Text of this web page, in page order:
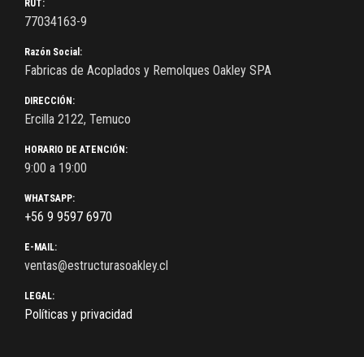
RUT:
77034163-9
Razón Social:
Fabricas de Acoplados y Remolques Oakley SPA
DIRECCIÓN:
Ercilla 2122, Temuco
HORARIO DE ATENCIÓN:
9:00 a 19:00
WHATSAPP:
+56 9 9597 6970
E-MAIL:
ventas@estructurasoakley.cl
LEGAL:
Políticas y privacidad